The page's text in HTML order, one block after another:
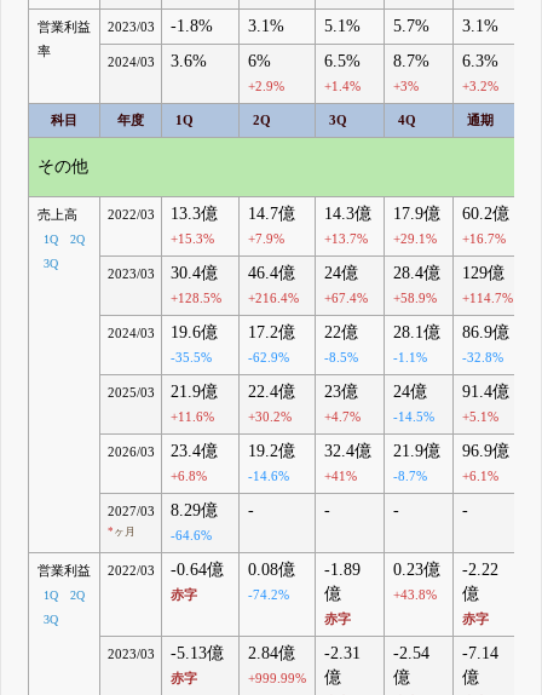
営業利益
率
2023/03 -1.8% 3.1% 5.1% 5.7% 3.1%
2024/03 3.6% 6%
+2.9%
6.5%
+1.4%
8.7%
+3%
6.3%
+3.2%
科目 年度 1Q 2Q 3Q 4Q 通期
その他
売上高
1Q
2Q
3Q
2022/03 13.3億
+15.3%
14.7億
+7.9%
14.3億
+13.7%
17.9億
+29.1%
60.2億
+16.7%
2023/03 30.4億
+128.5%
46.4億
+216.4%
24億
+67.4%
28.4億
+58.9%
129億
+114.7%
2024/03 19.6億
-35.5%
17.2億
-62.9%
22億
-8.5%
28.1億
-1.1%
86.9億
-32.8%
2025/03 21.9億
+11.6%
22.4億
+30.2%
23億
+4.7%
24億
-14.5%
91.4億
+5.1%
2026/03 23.4億
+6.8%
19.2億
-14.6%
32.4億
+41%
21.9億
-8.7%
96.9億
+6.1%
2027/03
* ヶ月
8.29億
-64.6%
- - - -
営業利益
1Q
2Q
3Q
2022/03 -0.64億
赤字
0.08億
-74.2%
-1.89
億
赤字
0.23億
+43.8%
-2.22
億
赤字
2023/03 -5.13億
赤字
2.84億
+999.99%
-2.31
億
-2.54
億
-7.14
億